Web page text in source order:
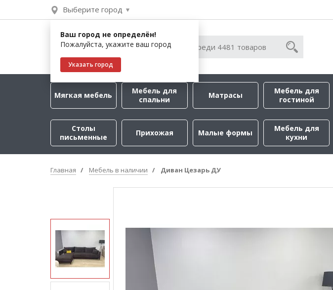
Выберите город
Ваш город не определён!
Пожалуйста, укажите ваш город
Указать город
Мягкая мебель
Мебель для
спальни
Матрасы
Мебель для
гостиной
Столы
письменные
Прихожая Малые формы
Мебель для
кухни
Главная Мебель в наличии Диван Цезарь ДУ